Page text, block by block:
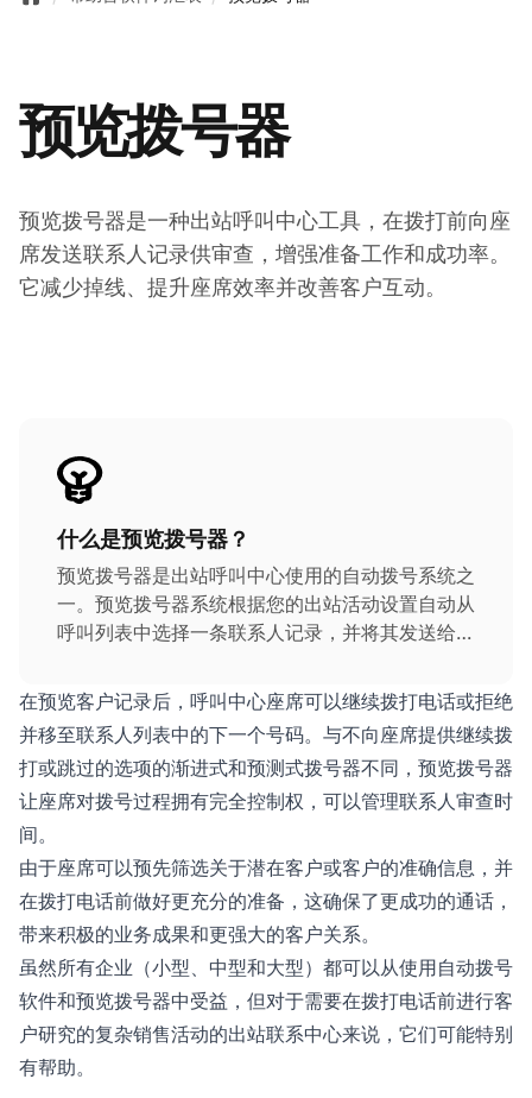
预览拨号器
预览拨号器是一种出站呼叫中心工具，在拨打前向座
席发送联系人记录供审查，增强准备工作和成功率。
它减少掉线、提升座席效率并改善客户互动。
什么是预览拨号器？
预览拨号器是出站呼叫中心使用的自动拨号系统之
一。预览拨号器系统根据您的出站活动设置自动从
呼叫列表中选择一条联系人记录，并将其发送给座
他可用的上下文信息，然后再拨打电话。
在预览客户记录后，呼叫中心座席可以继续拨打电话或拒绝
并移至联系人列表中的下一个号码。与不向座席提供继续拨
打或跳过的选项的渐进式和预测式拨号器不同，预览拨号器
让座席对拨号过程拥有完全控制权，可以管理联系人审查时
间。
由于座席可以预先筛选关于潜在客户或客户的准确信息，并
在拨打电话前做好更充分的准备，这确保了更成功的通话，
带来积极的业务成果和更强大的客户关系。
虽然所有企业（小型、中型和大型）都可以从使用自动拨号
软件和预览拨号器中受益，但对于需要在拨打电话前进行客
户研究的复杂销售活动的出站联系中心来说，它们可能特别
有帮助。